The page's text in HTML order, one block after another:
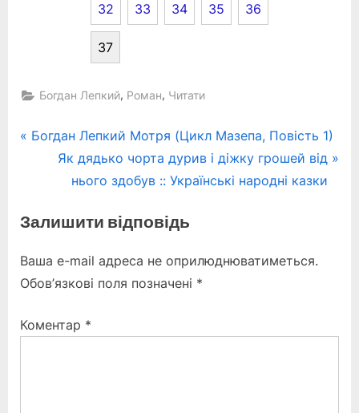
32 33 34 35 36
37
Богдан Лепкий, Роман, Читати
Навігація
записів
P
i
u
s
o
Богдан Лепкий Мотря (Цикл Мазепа, Повість 1)
N
t
o
s
:
Як дядько чорта дурив і діжку грошей від
нього здобув :: Українські народні казки
Залишити відповідь
Ваша e-mail адреса не оприлюднюватиметься.
Обов’язкові поля позначені *
Коментар *